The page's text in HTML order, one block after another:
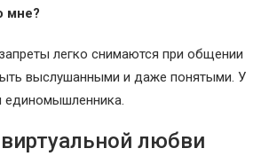
мне?
легко снимаются при общении
выслушанными и даже понятыми. У
единомышленника.
любви